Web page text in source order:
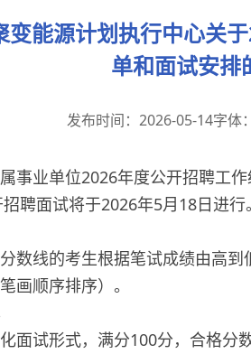
变能源计划执行中心关
单和面试安排
发布时间：2026-05-14字体
事业单位2026年度公开招聘工
聘面试将于2026年5月18日进行
数线的考生根据笔试成绩由高
画顺序排序）。
面试形式，满分100分，合格分